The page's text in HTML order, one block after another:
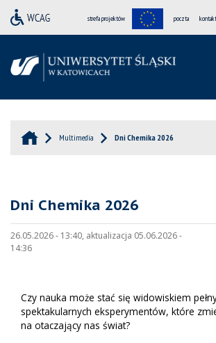
strefa projektów poczta kontakt
Multimedia Dni Chemika 2026
Dni Chemika 2026
26.05.2026 - 13:40, aktualizacja 05.06.2026 -
14:36
Czy nauka może stać się widowiskiem
spektakularnych eksperymentów, które
na otaczający nas świat?